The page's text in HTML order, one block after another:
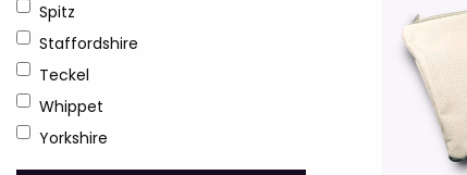
Spitz
Staffordshire
Teckel
Whippet
Yorkshire